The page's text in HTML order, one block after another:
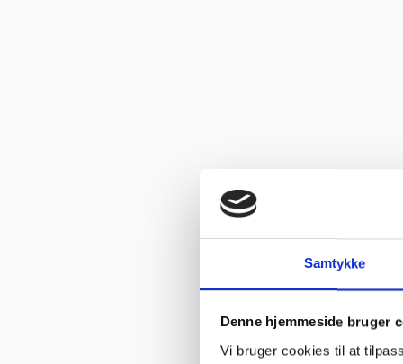
Samtykke
Denne hjemmeside bruger
Vi bruger cookies til at